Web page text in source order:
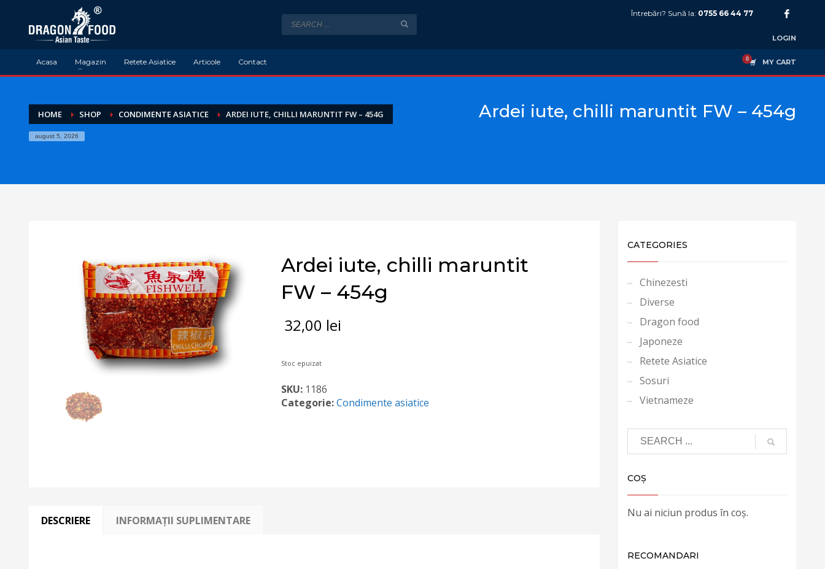
Întrebări? Sună la: 0755 66 44 77
LOGIN
Acasa Magazin Retete Asiatice Articole Contact MY CART
HOME SHOP CONDIMENTE ASIATICE ARDEI IUTE, CHILLI MARUNTIT FW – 454G
august 5, 2026
Ardei iute, chilli maruntit FW – 454g
Ardei iute, chilli maruntit
FW – 454g
32,00 lei
Stoc epuizat
SKU: 1186
Categorie:Condimente asiatice
DESCRIERE INFORMAȚII SUPLIMENTARE
CATEGORIES
Chinezesti
Diverse
Dragon food
Japoneze
Retete Asiatice
Sosuri
Vietnameze
COȘ
Nu ai niciun produs în coș.
RECOMANDARI